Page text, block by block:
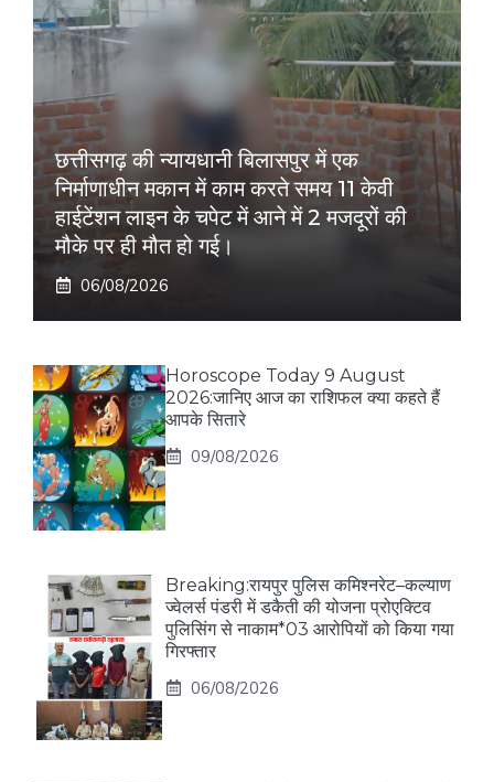
छत्तीसगढ़ की न्यायधानी बिलासपुर में एक
निर्माणाधीन मकान में काम करते समय 11 केवी
हाईटेंशन लाइन के चपेट में आने में 2 मजदूरों की
मौके पर ही मौत हो गई।
06/08/2026
Horoscope Today 9 August
2026:जानिए आज का राशिफल क्या कहते हैं
आपके सितारे
09/08/2026
Breaking:रायपुर पुलिस कमिश्नरेट–कल्याण
ज्वेलर्स पंडरी में डकैती की योजना प्रोएक्टिव
पुलिसिंग से नाकाम*03 आरोपियों को किया गया
गिरफ्तार
06/08/2026